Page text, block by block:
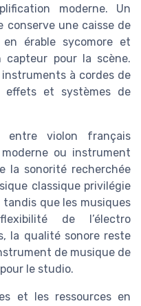
moderne. Un
une caisse de
érable sycomore et
pour la scène.
à cordes de
effets et systèmes de
violon français
ou instrument
la sonorité recherchée
classique privilégie
que les musiques
de l’électro
la qualité sonore reste
de musique de
le studio.
et les ressources en